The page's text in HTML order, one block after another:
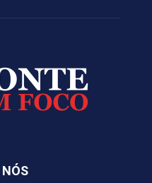
NÓS